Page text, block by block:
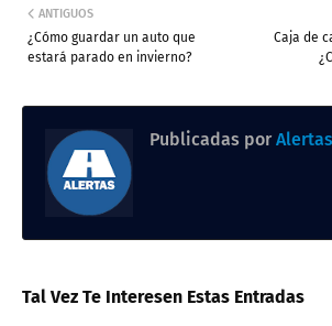
Caja de
ANTIGUOS
¿Cómo guardar un auto que
estará parado en invierno?
Publicadas por
Tal Vez Te Interesen Estas Entradas